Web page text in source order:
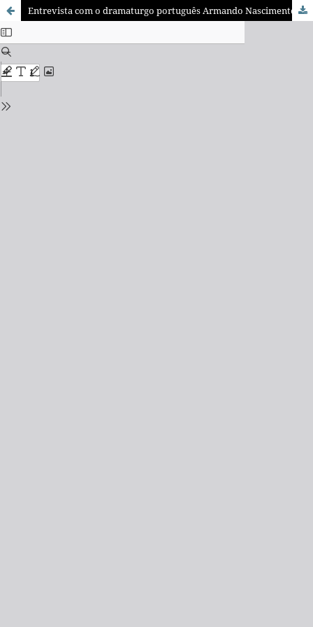
Entrevista com o dramaturgo português Armando Nascimento Rosa